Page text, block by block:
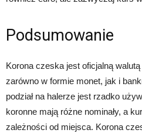
Podsumowanie
Korona czeska jest oficjalną
zarówno w formie monet, jak i
podział na halerze jest rzadko
koronne mają różne nominały, a
zależności od miejsca. Korona